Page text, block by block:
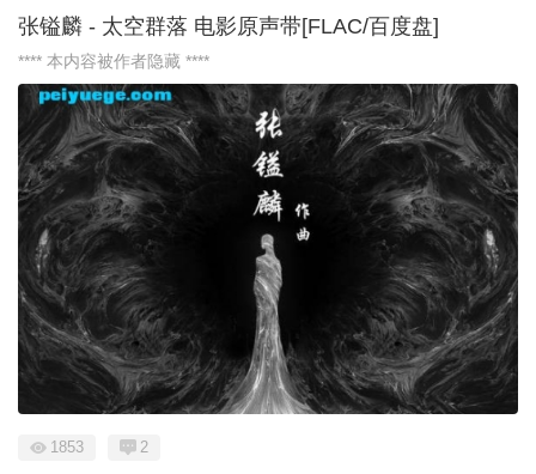
张镒麟 - 太空群落 电影原声带[FLAC/百度盘]
**** 本内容被作者隐藏 ****
1853 2